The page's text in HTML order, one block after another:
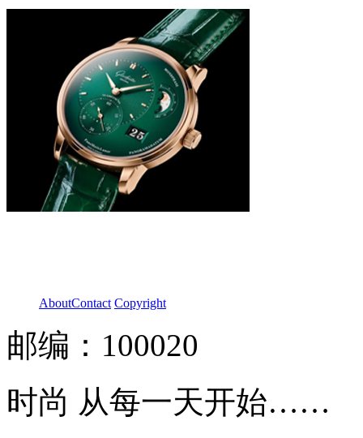
AboutContact Copyright
邮编：100020
时尚 从每一天开始……